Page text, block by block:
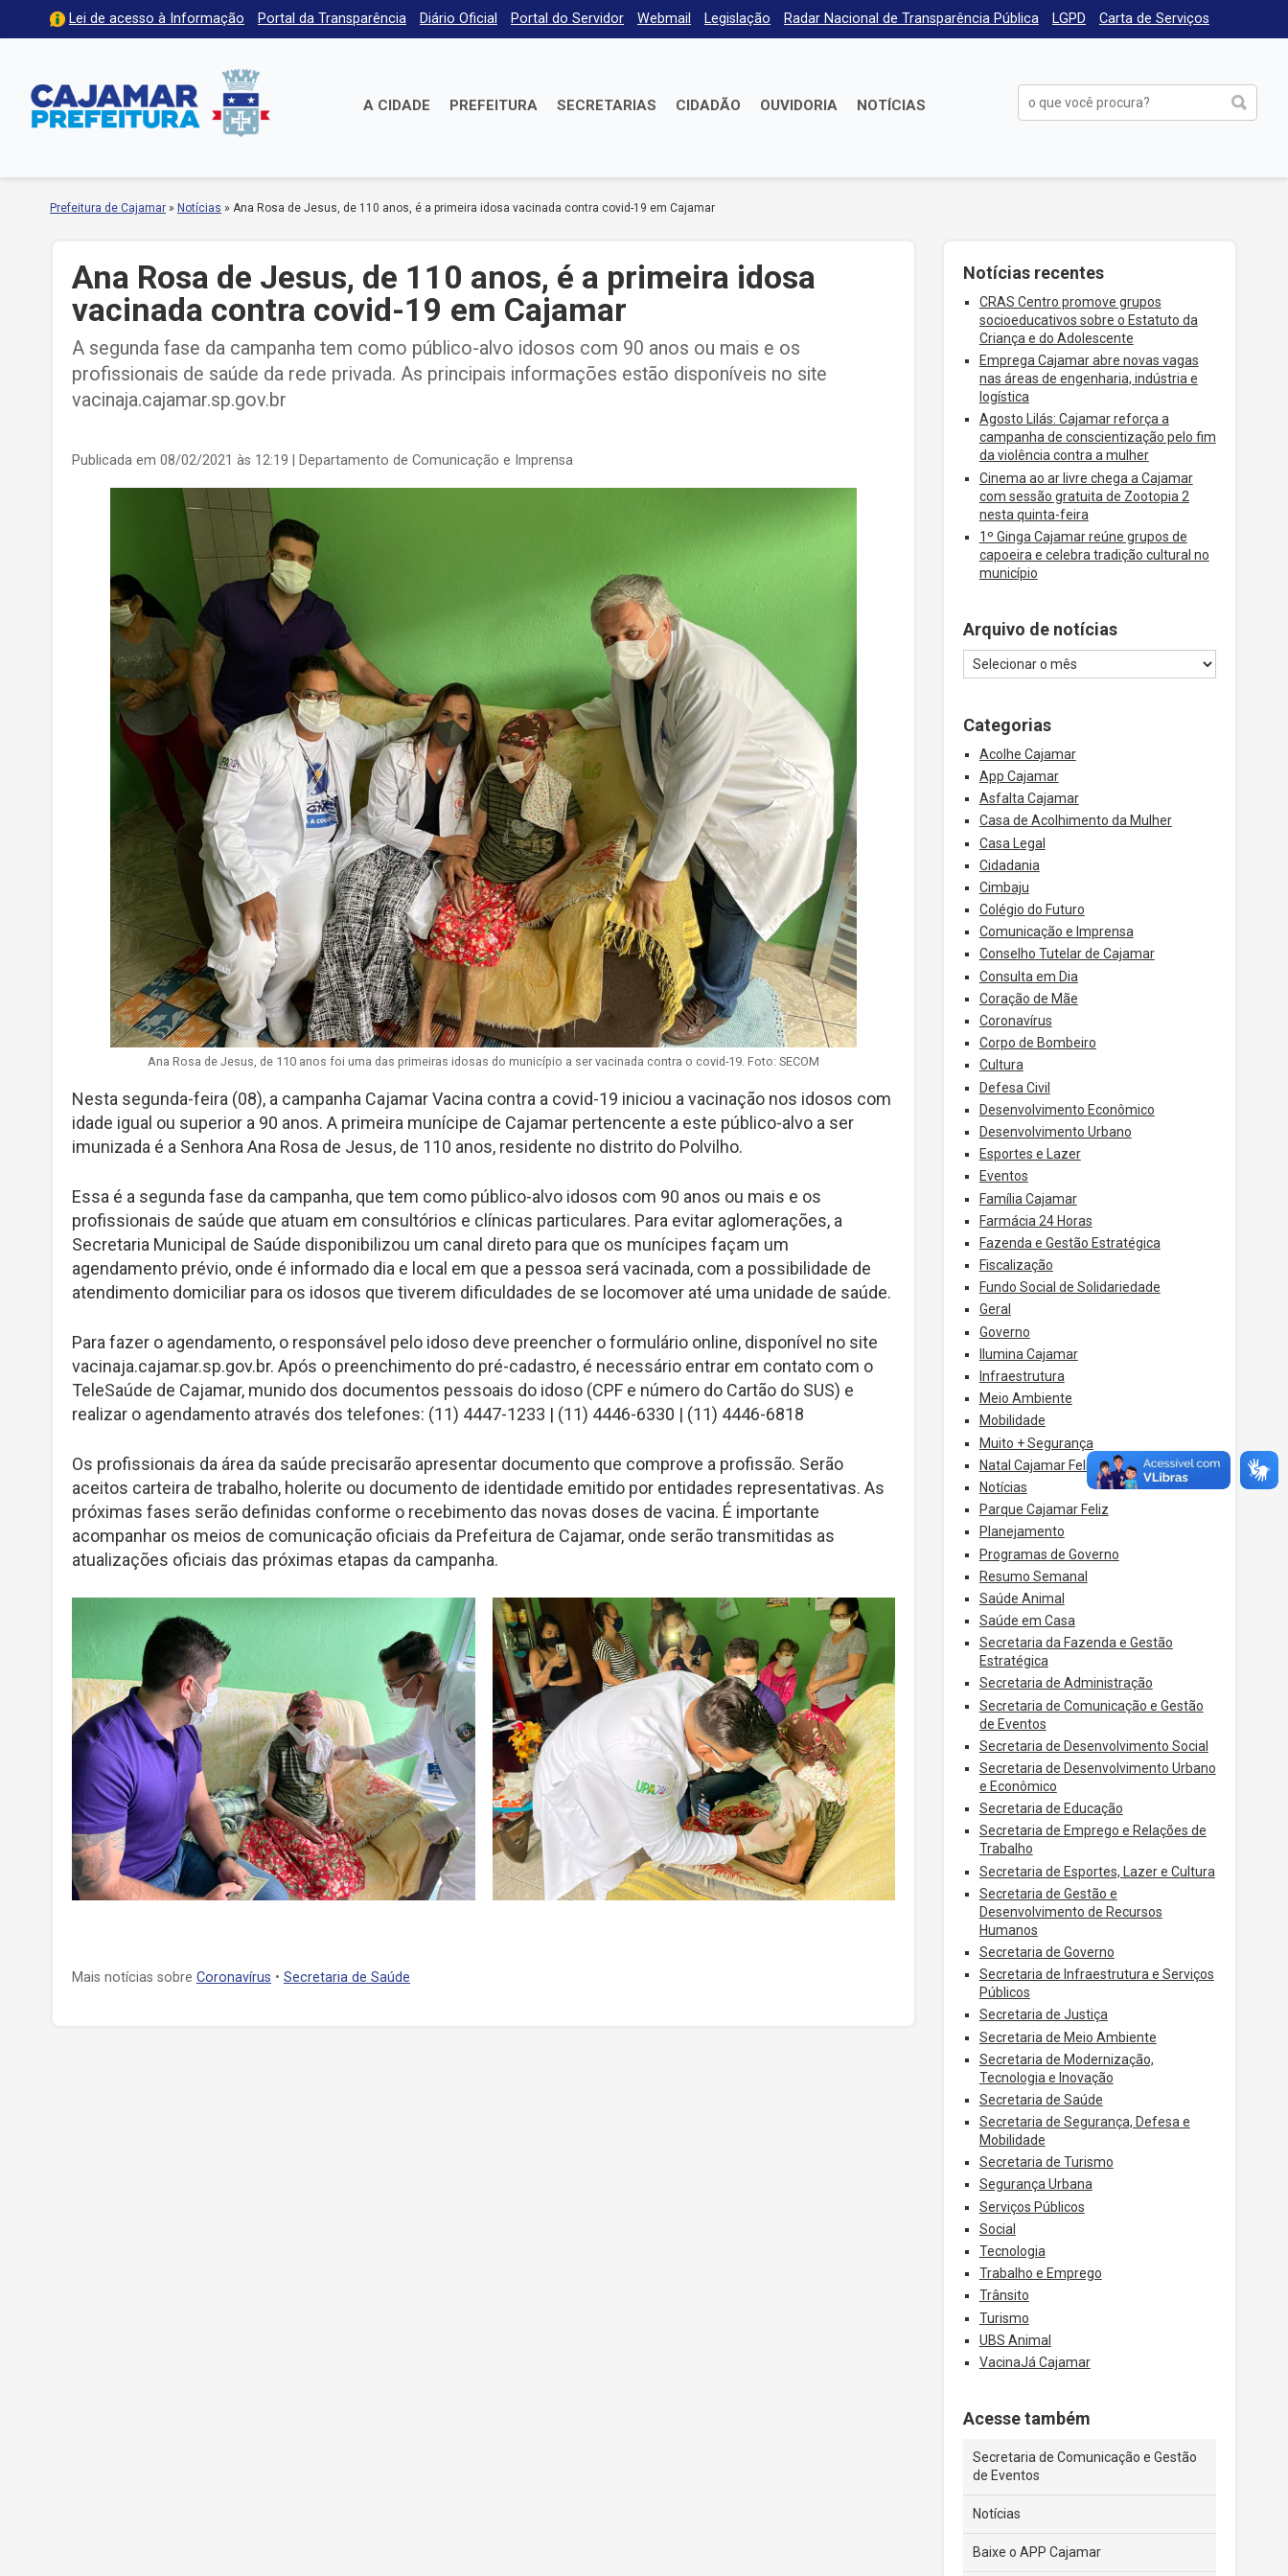
Lei de acesso à Informação Portal da Transparência Diário Oficial Portal do Servidor Webmail Legislação Radar Nacional de Transparência Pública LGPD Carta de Serviços
A CIDADE PREFEITURA SECRETARIAS CIDADÃO OUVIDORIA NOTÍCIAS
Prefeitura de Cajamar » Notícias » Ana Rosa de Jesus, de 110 anos, é a primeira idosa vacinada contra covid-19 em Cajamar
Ana Rosa de Jesus, de 110 anos, é a primeira idosa
vacinada contra covid-19 em Cajamar
A segunda fase da campanha tem como público-alvo idosos com 90 anos ou mais e os
profissionais de saúde da rede privada. As principais informações estão disponíveis no site
vacinaja.cajamar.sp.gov.br
Publicada em 08/02/2021 às 12:19 | Departamento de Comunicação e Imprensa
Ana Rosa de Jesus, de 110 anos foi uma das primeiras idosas do município a ser vacinada contra o covid-19. Foto: SECOM
Nesta segunda-feira (08), a campanha Cajamar Vacina contra a covid-19 iniciou a vacinação nos idosos com
idade igual ou superior a 90 anos. A primeira munícipe de Cajamar pertencente a este público-alvo a ser
imunizada é a Senhora Ana Rosa de Jesus, de 110 anos, residente no distrito do Polvilho.
Essa é a segunda fase da campanha, que tem como público-alvo idosos com 90 anos ou mais e os
profissionais de saúde que atuam em consultórios e clínicas particulares. Para evitar aglomerações, a
Secretaria Municipal de Saúde disponibilizou um canal direto para que os munícipes façam um
agendamento prévio, onde é informado dia e local em que a pessoa será vacinada, com a possibilidade de
atendimento domiciliar para os idosos que tiverem dificuldades de se locomover até uma unidade de saúde.
Para fazer o agendamento, o responsável pelo idoso deve preencher o formulário online, disponível no site
vacinaja.cajamar.sp.gov.br. Após o preenchimento do pré-cadastro, é necessário entrar em contato com o
TeleSaúde de Cajamar, munido dos documentos pessoais do idoso (CPF e número do Cartão do SUS) e
realizar o agendamento através dos telefones: (11) 4447-1233 | (11) 4446-6330 | (11) 4446-6818
Os profissionais da área da saúde precisarão apresentar documento que comprove a profissão. Serão
aceitos carteira de trabalho, holerite ou documento de identidade emitido por entidades representativas. As
próximas fases serão definidas conforme o recebimento das novas doses de vacina. É importante
acompanhar os meios de comunicação oficiais da Prefeitura de Cajamar, onde serão transmitidas as
atualizações oficiais das próximas etapas da campanha.
Mais notícias sobre Coronavírus • Secretaria de Saúde
Notícias recentes
CRAS Centro promove grupos
socioeducativos sobre o Estatuto da
Criança e do Adolescente
Emprega Cajamar abre novas vagas
nas áreas de engenharia, indústria e
logística
Agosto Lilás: Cajamar reforça a
campanha de conscientização pelo fim
da violência contra a mulher
Cinema ao ar livre chega a Cajamar
com sessão gratuita de Zootopia 2
nesta quinta-feira
1º Ginga Cajamar reúne grupos de
capoeira e celebra tradição cultural no
município
Arquivo de notícias
Categorias
Acolhe Cajamar
App Cajamar
Asfalta Cajamar
Casa de Acolhimento da Mulher
Casa Legal
Cidadania
Cimbaju
Colégio do Futuro
Comunicação e Imprensa
Conselho Tutelar de Cajamar
Consulta em Dia
Coração de Mãe
Coronavírus
Corpo de Bombeiro
Cultura
Defesa Civil
Desenvolvimento Econômico
Desenvolvimento Urbano
Esportes e Lazer
Eventos
Família Cajamar
Farmácia 24 Horas
Fazenda e Gestão Estratégica
Fiscalização
Fundo Social de Solidariedade
Geral
Governo
Ilumina Cajamar
Infraestrutura
Meio Ambiente
Mobilidade
Muito + Segurança
Natal Cajamar Feliz
Notícias
Parque Cajamar Feliz
Planejamento
Programas de Governo
Resumo Semanal
Saúde Animal
Saúde em Casa
Secretaria da Fazenda e Gestão
Estratégica
Secretaria de Administração
Secretaria de Comunicação e Gestão
de Eventos
Secretaria de Desenvolvimento Social
Secretaria de Desenvolvimento Urbano
e Econômico
Secretaria de Educação
Secretaria de Emprego e Relações de
Trabalho
Secretaria de Esportes, Lazer e Cultura
Secretaria de Gestão e
Desenvolvimento de Recursos
Humanos
Secretaria de Governo
Secretaria de Infraestrutura e Serviços
Públicos
Secretaria de Justiça
Secretaria de Meio Ambiente
Secretaria de Modernização,
Tecnologia e Inovação
Secretaria de Saúde
Secretaria de Segurança, Defesa e
Mobilidade
Secretaria de Turismo
Segurança Urbana
Serviços Públicos
Social
Tecnologia
Trabalho e Emprego
Trânsito
Turismo
UBS Animal
VacinaJá Cajamar
Acesse também
Secretaria de Comunicação e Gestão
de Eventos
Notícias
Baixe o APP Cajamar